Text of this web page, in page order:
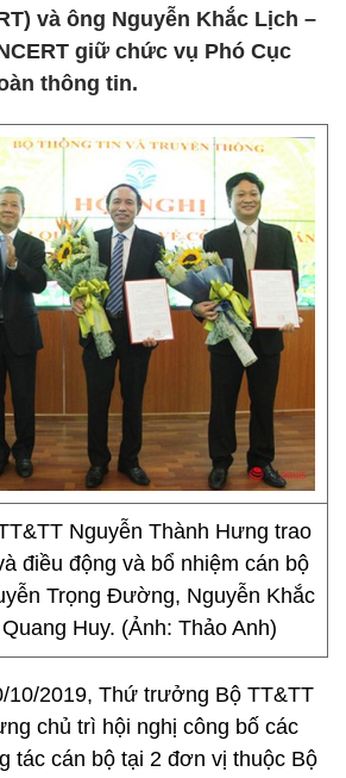
và ông Nguyễn Khắc Lịch –
giữ chức vụ Phó Cục
thông tin.
Nguyễn Thành Hưng trao
điều động và bổ nhiệm cán bộ
Trọng Đường, Nguyễn Khắc
Huy. (Ảnh: Thảo Anh)
10/2019, Thứ trưởng Bộ TT&TT
chủ trì hội nghị công bố các
tác cán bộ tại 2 đơn vị thuộc Bộ